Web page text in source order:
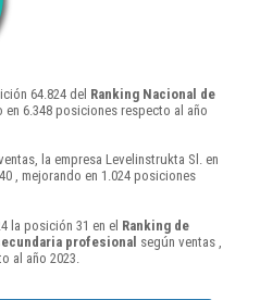
64.824 del Ranking Nacional de
en 6.348 posiciones respecto al año
la empresa Levelinstrukta Sl. en
, mejorando en 1.024 posiciones
la posición 31 en el Ranking de
profesional según ventas ,
al año 2023.